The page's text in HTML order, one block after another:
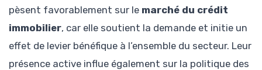
pèsent favorablement sur le marché du crédit
immobilier, car elle soutient la demande et initie un
effet de levier bénéfique à l’ensemble du secteur. Leur
présence active influe également sur la politique des